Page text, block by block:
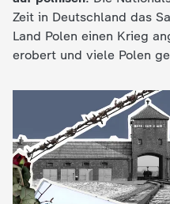
d
n
a
Zeit in Deutschland das
Land Polen einen Krieg
erobert und viele Polen